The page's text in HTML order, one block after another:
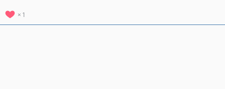
1